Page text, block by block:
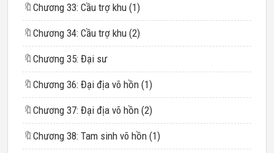
🔖 Chương 33: Cầu trợ khu (1)
🔖 Chương 34: Cầu trợ khu (2)
🔖 Chương 35: Đại sư
🔖 Chương 36: Đại địa võ hồn (1)
🔖 Chương 37: Đại địa võ hồn (2)
🔖 Chương 38: Tam sinh võ hồn (1)